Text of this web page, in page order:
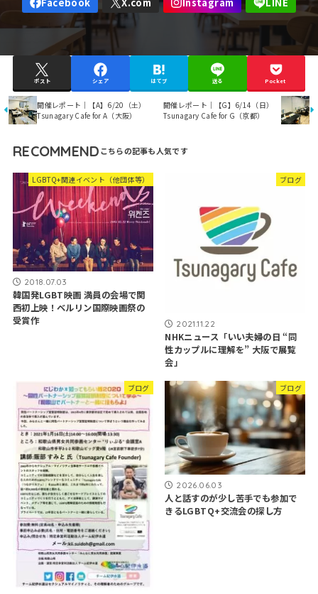
ポスト シェア はてブ 送る Pocket
開催レポート｜【A】6/20（土）
Tsunagary Cafe for A（大阪）
開催レポート｜【G】6/14（日）
Tsunagary Cafe for G（京都）
RECOMMEND
LGBTQ+関連イベント（他団体等）
2018.07.03
韓国発LGBT映画 満員の会場で関
西初上映！ベルリン国際映画祭の
受賞作
ブログ
2021.11.22
NHKニュース「いい夫婦の日 “同
性カップルに理解を” 大阪で展覧
会」
ブログ ブログ
2026.06.03
人と話すのが少し苦手でも参加で
きるLGBTQ+交流会の探し方